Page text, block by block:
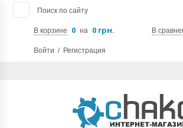
Поиск по сайту
В корзине 0 на 0 грн. В
Войти / Регистрация